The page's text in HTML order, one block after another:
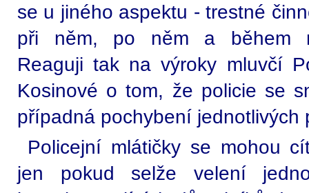
se u jiného aspektu - trestné
při něm, po něm a během
Reaguji tak na výroky mluvčí
Kosinové o tom, že policie se
případná pochybení jednotlivých
Policejní mlátičky se mohou
jen pokud selže velení